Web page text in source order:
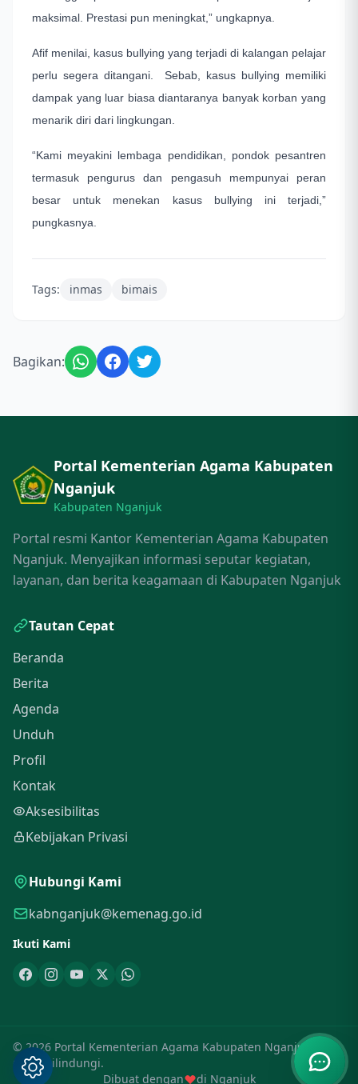
maksimal. Prestasi pun meningkat,” ungkapnya.
Afif menilai, kasus bullying yang terjadi di kalangan pelajar
perlu segera ditangani. Sebab, kasus bullying memiliki
dampak yang luar biasa diantaranya banyak korban yang
menarik diri dari lingkungan.
“Kami meyakini lembaga pendidikan, pondok pesantren
termasuk pengurus dan pengasuh mempunyai peran
besar untuk menekan kasus bullying ini terjadi,”
pungkasnya.
Tags: inmas bimais
Bagikan:
Portal Kementerian Agama Kabupaten
Nganjuk
Kabupaten Nganjuk
Portal resmi Kantor Kementerian Agama Kabupaten
Nganjuk. Menyajikan informasi seputar kegiatan,
layanan, dan berita keagamaan di Kabupaten Nganjuk
Tautan Cepat
Beranda
Berita
Agenda
Unduh
Profil
Kontak
Aksesibilitas
Kebijakan Privasi
Hubungi Kami
kabnganjuk@kemenag.go.id
Ikuti Kami
© 2026 Portal Kementerian Agama Kabupaten Nganjuk. Hak
Cipta Dilindungi.
Dibuat dengan
di Nganjuk